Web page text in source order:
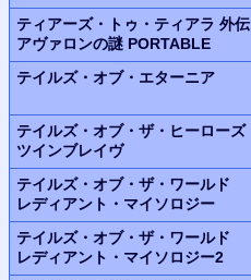
ティアーズ・トゥ・ティアラ 外伝
アヴァロンの謎 PORTABLE
テイルズ・オブ・エターニア
テイルズ・オブ・ザ・ヒーローズ
ツインブレイヴ
テイルズ・オブ・ザ・ワールド
レディアント・マイソロジー
テイルズ・オブ・ザ・ワールド
レディアント・マイソロジー2